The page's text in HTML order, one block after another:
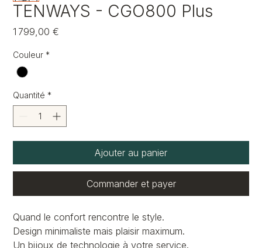
TENWAYS - CGO800 Plus
1 799,00 €
Couleur *
Quantité *
Ajouter au panier
Commander et payer
Quand le confort rencontre le style.
Design minimaliste mais plaisir maximum.
Un bijoux de technologie à votre service.